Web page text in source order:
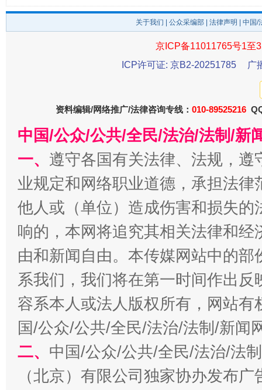
受贿1.44亿！段成刚被判无期 从幼
全民健身五年计划来了！等你上场
阿坝州三大球赛在茂县开幕 规模
关于我们 公众采编部 法律声明 | 中国
京ICP备11011765号1至
ICP许可证: 京B2-20251785
广
资料编辑/网络推广/法律咨询专线： 010-89525216
中国/公众/公共/全民/法治/法制/新
一、 遵守各国有关法律、法规，
业规定和网络职业道德，承担法
他人或（单位）造成伤害和损失
响的，本网将追究其相关法律和
由和新闻自由。本传媒网站中的
系我们，我们将在第一时间作出
容系本人或法人版权所有，网站
国/公众/公共/全民/法治/法制/新闻
二、 中国/公众/公共/全民/法治/法
（北京）有限公司独家协办发布